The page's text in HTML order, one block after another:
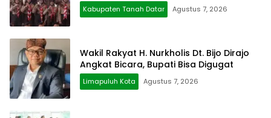
Kabupaten Tanah Datar Agustus 7, 2026
Wakil Rakyat H. Nurkholis Dt. Bijo Dirajo
Angkat Bicara, Bupati Bisa Digugat
Limapuluh Kota Agustus 7, 2026